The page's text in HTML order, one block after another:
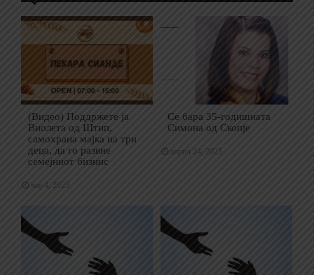
(Видео) Поддржете ја
Виолета од Штип,
самохрана мајка на три
деца, да го развие
семејниот бизнис
мај 4, 2025
Се бара 35-годишната
Симона од Скопје
април 24, 2025